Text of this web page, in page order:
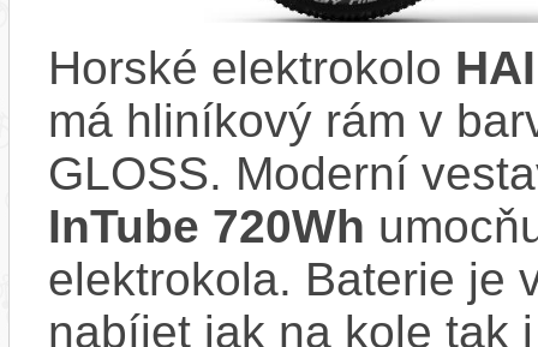
Horské elektrokolo
má hliníkový rám v
GLOSS. Moderní
InTube 720Wh
elektrokola. Baterie je
nabíjet jak na kole tak